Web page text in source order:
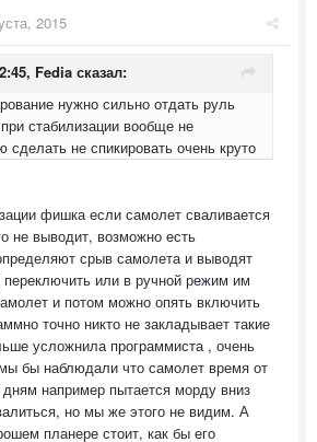
2015
Fedia сказал:
нужно сильно отдать руль
стабилизации вообще не
сделать не спикировать очень круто
фишка если самолет сваливается
не выводит, возможно есть
срыв самолета и выводят
или в ручной режим им
и потом можно опять включить
точно никто не закладывает такие
усложнила программиста , очень
бы наблюдали что самолет время от
например пытается морду вниз
но мы же этого не видим. А
планере стоит, как бы его